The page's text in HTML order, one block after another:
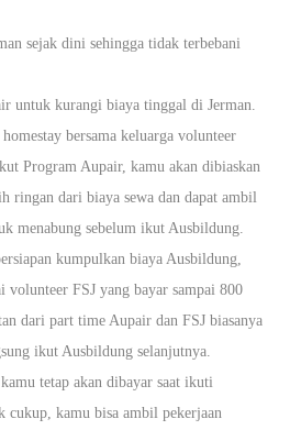
sejak dini sehingga tidak terbebani
untuk kurangi biaya tinggal di Jerman.
bersama keluarga volunteer
Program Aupair, kamu akan dibiaskan
ringan dari biaya sewa dan dapat ambil
menabung sebelum ikut Ausbildung.
kumpulkan biaya Ausbildung,
volunteer FSJ yang bayar sampai 800
dari part time Aupair dan FSJ biasanya
ikut Ausbildung selanjutnya.
tetap akan dibayar saat ikuti
kamu bisa ambil pekerjaan